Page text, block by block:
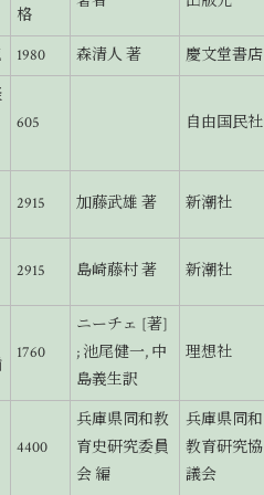
格
1980 森清人 著
慶文堂書店
605 自由国民社
2915 加藤武雄 著 新潮社
2915 島崎藤村 著 新潮社
1760
ニーチェ [著]
; 池尾健一, 中
島義生訳
理想社
4400
兵庫県同和教
育史研究委員
会 編
兵庫県同和
教育研究協
議会